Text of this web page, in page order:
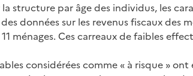
structure par âge des individus, les
données sur les revenus fiscaux
ménages. Ces carreaux de faibles
considérées comme « à risque »